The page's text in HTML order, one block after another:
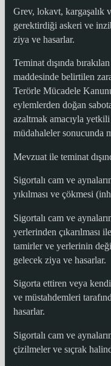
Grev, lokavt, kargaşalık
gerektirdiği askeri ve
ziya ve hasarlar.
Teminat dışında
maddesinde belirtilen
Terörle Mücadele
eylemlerden doğan
azaltmak amacıyla
müdahaleler sonucunda
Mevzuat ile teminat
Sigortalı cam ve
yıkılması ve çökmesi
Sigortalı cam ve
yerlerinden çıkarılması
tamirler ve yerlerinin
gelecek ziya ve hasarlar.
Sigorta ettiren veya
ve müstahdemleri
hasarlar.
Sigortalı cam ve
çizilmeler ve sıçrak